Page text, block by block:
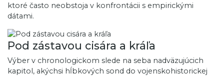
ktoré často neobstoja v konfrontácii s empirickými
dátami.
Pod zástavou cisára a kráľa
Výber v chronologickom slede na seba nadväzujúcich
kapitol, akýchsi hĺbkových sond do vojenskohistorickej